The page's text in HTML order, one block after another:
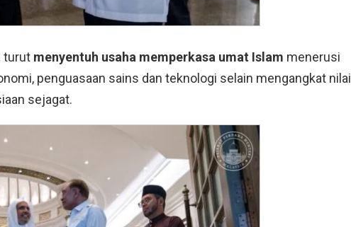
turut menyentuh usaha memperkasa umat Islam menerusi
penguasaan sains dan teknologi selain mengangkat nilai
sejagat.